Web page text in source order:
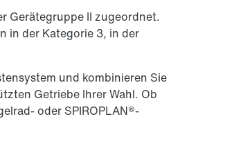
Gerätegruppe II zugeordnet.
in der Kategorie 3, in der
und kombinieren Sie
Getriebe Ihrer Wahl. Ob
oder SPIROPLAN®-